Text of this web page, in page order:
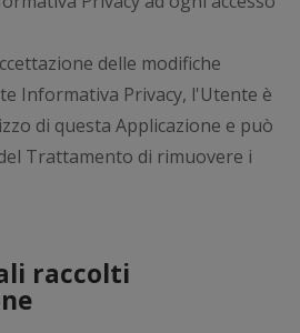
delle modifiche
Informativa Privacy, l'Utente è
di questa Applicazione e può
Trattamento di rimuovere i
raccolti